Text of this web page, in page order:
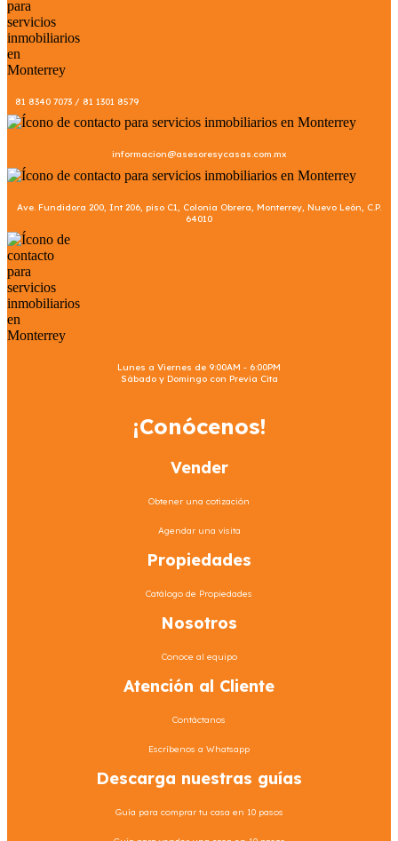
81 8340 7073 / 81 1301 8579
informacion@asesoresycasas.com.mx
Ave. Fundidora 200, Int 206, piso C1, Colonia Obrera, Monterrey, Nuevo León, C.P.
64010
Lunes a Viernes de 9:00AM - 6:00PM
Sábado y Domingo con Previa Cita
¡Conócenos!
Vender
Obtener una cotización
Agendar una visita
Propiedades
Catálogo de Propiedades
Nosotros
Conoce al equipo
Atención al Cliente
Contáctanos
Escríbenos a Whatsapp
Descarga nuestras guías
Guía para comprar tu casa en 10 pasos